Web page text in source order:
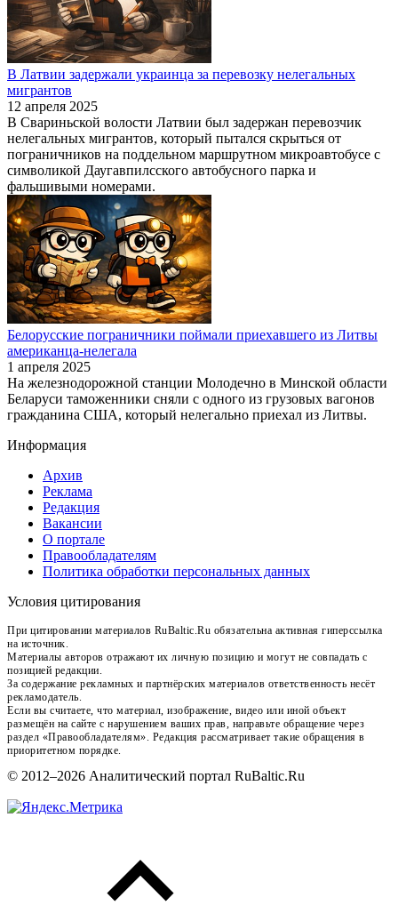
В Латвии задержали украинца за перевозку нелегальных
мигрантов
12 апреля 2025
В Свариньской волости Латвии был задержан перевозчик
нелегальных мигрантов, который пытался скрыться от
пограничников на поддельном маршрутном микроавтобусе с
символикой Даугавпилсского автобусного парка и
фальшивыми номерами.
Белорусские пограничники поймали приехавшего из Литвы
американца-нелегала
1 апреля 2025
На железнодорожной станции Молодечно в Минской области
Беларуси таможенники сняли с одного из грузовых вагонов
гражданина США, который нелегально приехал из Литвы.
Информация
Архив
Реклама
Редакция
Вакансии
О портале
Правообладателям
Политика обработки персональных данных
Условия цитирования
При цитировании материалов RuBaltic.Ru обязательна активная гиперссылка
на источник.
Материалы авторов отражают их личную позицию и могут не совпадать с
позицией редакции.
За содержание рекламных и партнёрских материалов ответственность несёт
рекламодатель.
Если вы считаете, что материал, изображение, видео или иной объект
размещён на сайте с нарушением ваших прав, направьте обращение через
раздел «Правообладателям». Редакция рассматривает такие обращения в
приоритетном порядке.
© 2012–2026 Аналитический портал RuBaltic.Ru